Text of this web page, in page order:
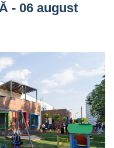
- 06 august